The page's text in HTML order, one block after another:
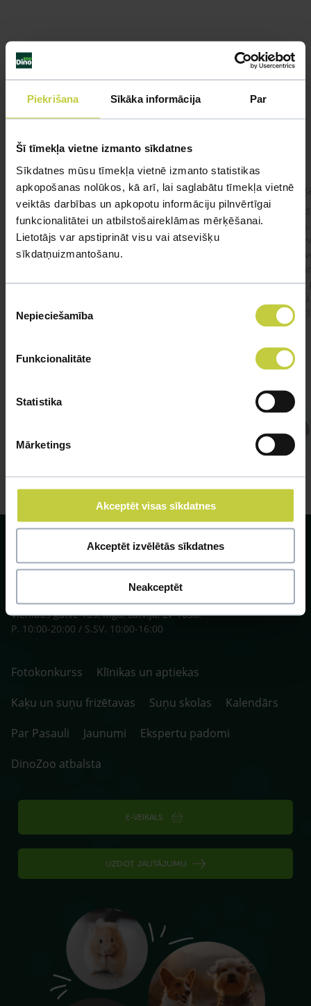
Piekrišana Sīkāka informācija Par
Šī tīmekļa vietne izmanto sīkdatnes
Sīkdatnes mūsu tīmekļa vietnē izmanto statistikas
apkopošanas nolūkos, kā arī, lai saglabātu tīmekļa vietnē
veiktās darbības un apkopotu informāciju pilnvērtīgai
funkcionalitātei un atbilstošaireklāmas mērķēšanai.
Lietotājs var apstiprināt visu vai atsevišķu
sīkdatņuizmantošanu.
izvēle
Nepieciešamība
Funkcionalitāte
Statistika
Mārketings
Akceptēt visas sīkdatnes
Akceptēt izvēlētās sīkdatnes
Neakceptēt
Līdzīgi jautājumi
UZDOT JAUTĀJUMU
kaķis apēdis plēvi
Ja kaķim gadījies apēst plastiku ,ko ieklāj zem
garnelēm kārbiņās apakšā.Kādas sekas varētu
būt?Kā kaķis varētu reağēt...Ko darīt?
#kakis #apedis #plevi
Veterinārārsts
viņš
SIA ZOO Centrs, LV40003622166,
Vienības gatve 109, Rīga, Latvija, LV-1058.
P. 10:00-20:00 / S.SV. 10:00-16:00
Fotokonkurss
Klīnikas un aptiekas
Kaķu un suņu frizētavas
Suņu skolas
Kalendārs
Par Pasauli
Jaunumi
Ekspertu padomi
DinoZoo atbalsta
E-VEIKALS
UZDOT JAUTĀJUMU